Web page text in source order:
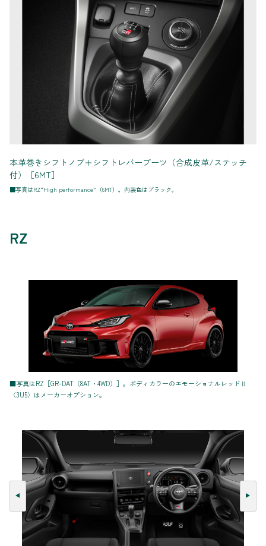
本革巻きシフトノブ＋シフトレバーブーツ（合成皮革/ステッチ
付）［6MT］
■写真はRZ“High performance”（6MT）。内装色はブラック。
RZ
■写真はRZ［GR-DAT（8AT・4WD）］。ボディカラーのエモーショナルレッドⅡ
〈3U5〉はメーカーオプション。